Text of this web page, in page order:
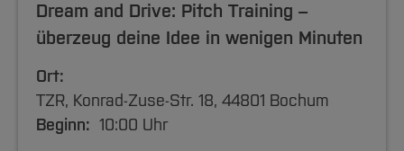
Dream and Drive: Pitch Training –
überzeug deine Idee in wenigen Minuten
Ort:
TZR, Konrad-Zuse-Str. 18, 44801 Bochum
Beginn: 10:00 Uhr